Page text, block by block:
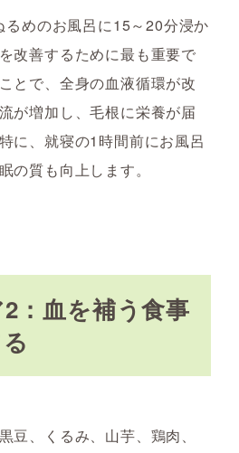
めのお風呂に15～20分浸か
改善するために最も重要で
とで、全身の血液循環が改
が増加し、毛根に栄養が届
に、就寝の1時間前にお風呂
の質も向上します。
：血を補う食事
豆、くるみ、山芋、鶏肉、